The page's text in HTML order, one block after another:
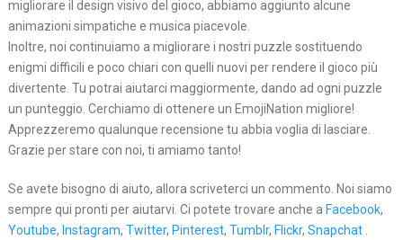
migliorare il design visivo del gioco, abbiamo aggiunto alcune
animazioni simpatiche e musica piacevole.
Inoltre, noi continuiamo a migliorare i nostri puzzle sostituendo
enigmi difficili e poco chiari con quelli nuovi per rendere il gioco più
divertente. Tu potrai aiutarci maggiormente, dando ad ogni puzzle
un punteggio. Cerchiamo di ottenere un EmojiNation migliore!
Apprezzeremo qualunque recensione tu abbia voglia di lasciare.
Grazie per stare con noi, ti amiamo tanto!
Se avete bisogno di aiuto, allora scriveterci un commento. Noi siamo
sempre qui pronti per aiutarvi. Ci potete trovare anche a Facebook,
Youtube, Instagram, Twitter, Pinterest, Tumblr, Flickr, Snapchat.